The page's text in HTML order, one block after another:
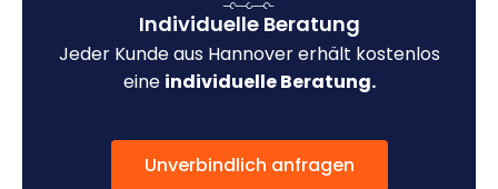
Individuelle Beratung
Jeder Kunde aus Hannover erhält kostenlos
eine individuelle Beratung.
Unverbindlich anfragen